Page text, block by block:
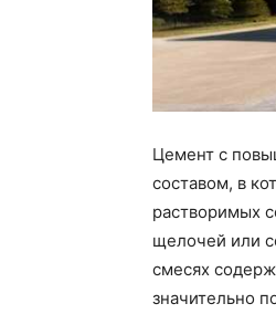
Цемент с
составом, в
растворимых
щелочей или
смесях
значительно